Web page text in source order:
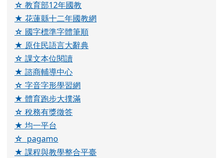
☆ 教育部12年國教
★ 花蓮縣十二年國教網
☆ 國字標準字體筆順
★ 原住民語言大辭典
☆ 課文本位閱讀
★ 諮商輔導中心
☆ 字音字形學習網
★ 體育跑步大撲滿
☆ 稅務有獎徵答
★ 均一平台
☆ pagamo
★ 課程與教學整合平臺